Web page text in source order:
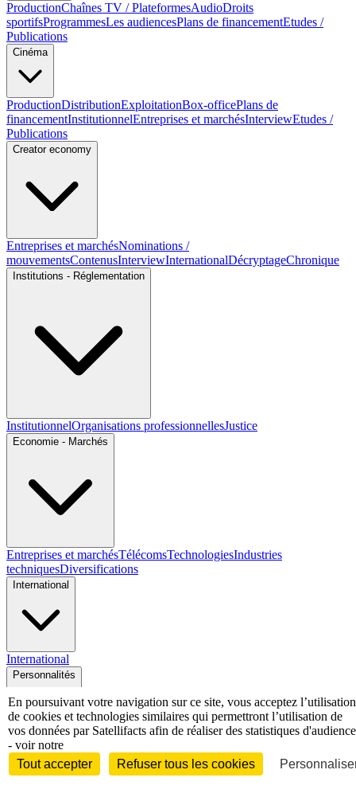
ProductionChaînes TV / PlateformesAudioDroits
sportifsProgrammesLes audiencesPlans de financementEtudes /
Publications
Cinéma
ProductionDistributionExploitationBox-officePlans de
financementInstitutionnelEntreprises et marchésInterviewEtudes /
Publications
Creator economy
Entreprises et marchésNominations /
mouvementsContenusInterviewInternationalDécryptageChronique
Institutions - Réglementation
InstitutionnelOrganisations professionnellesJustice
Economie - Marchés
Entreprises et marchésTélécomsTechnologiesIndustries
techniquesDiversifications
International
International
Personnalités
InterviewBiographiesNominations /
mouvementsDistinctionsDisparitions VerbatimAu fil des (e)X
En poursuivant votre navigation sur ce site, vous acceptez l’utilisation
de cookies et technologies similaires qui permettront l’utilisation de
vos données par Satellifacts afin de réaliser des statistiques d'audience
- voir notre
Tout accepter
Refuser tous les cookies